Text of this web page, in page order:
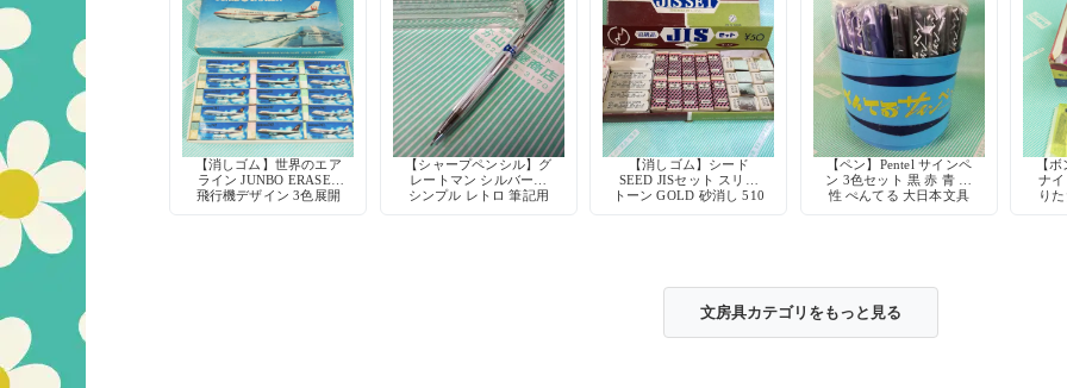
【消しゴム】世界のエア
ライン JUNBO ERASER
飛行機デザイン 3色展開
【シャープペンシル】グ
レートマン シルバー軸
シンプル レトロ 筆記用
【消しゴム】シード
SEED JISセット スリー
トーン GOLD 砂消し 510
【ペン】Pentel サインペ
ン 3色セット 黒 赤 青 水
性 ぺんてる 大日本文具
【
ナ
り
文房具カテゴリをもっと見る